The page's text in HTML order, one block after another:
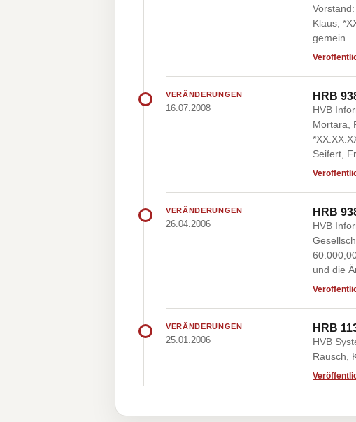
Klaus,
gemein…
VERÄNDERUNGEN
16.07.2008
HRB
HVB
Mortara,
Seifert,
VERÄNDERUNGEN
26.04.2006
HRB
HVB
und die
VERÄNDERUNGEN
25.01.2006
HRB
HVB
Rausch,